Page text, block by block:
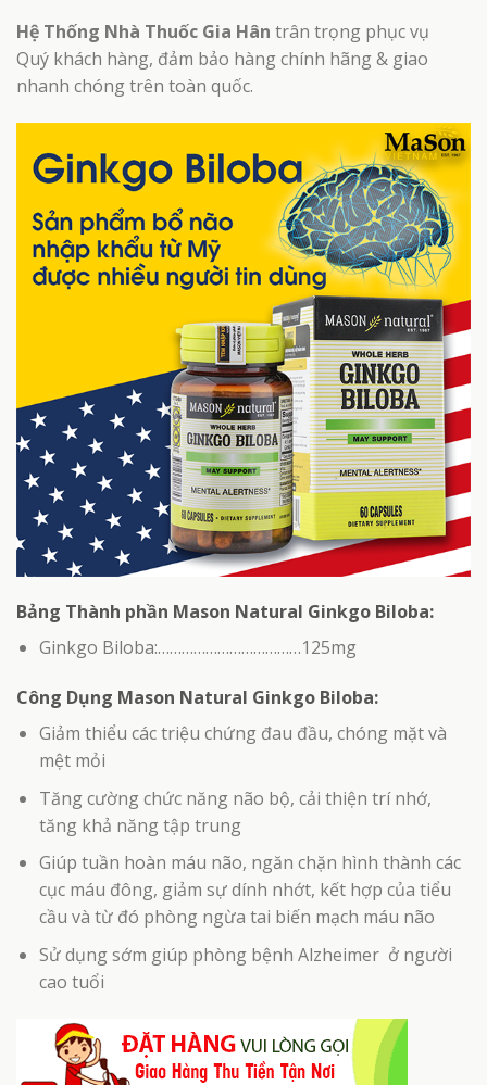
Hệ Thống Nhà Thuốc Gia Hân trân trọng phục vụ
Quý khách hàng, đảm bảo hàng chính hãng & giao
nhanh chóng trên toàn quốc.
Bảng Thành phần Mason Natural Ginkgo Biloba:
Ginkgo Biloba:………………………………125mg
Công Dụng Mason Natural Ginkgo Biloba:
Giảm thiểu các triệu chứng đau đầu, chóng mặt và
mệt mỏi
Tăng cường chức năng não bộ, cải thiện trí nhớ,
tăng khả năng tập trung
Giúp tuần hoàn máu não, ngăn chặn hình thành các
cục máu đông, giảm sự dính nhớt, kết hợp của tiểu
cầu và từ đó phòng ngừa tai biến mạch máu não
Sử dụng sớm giúp phòng bệnh Alzheimer ở người
cao tuổi